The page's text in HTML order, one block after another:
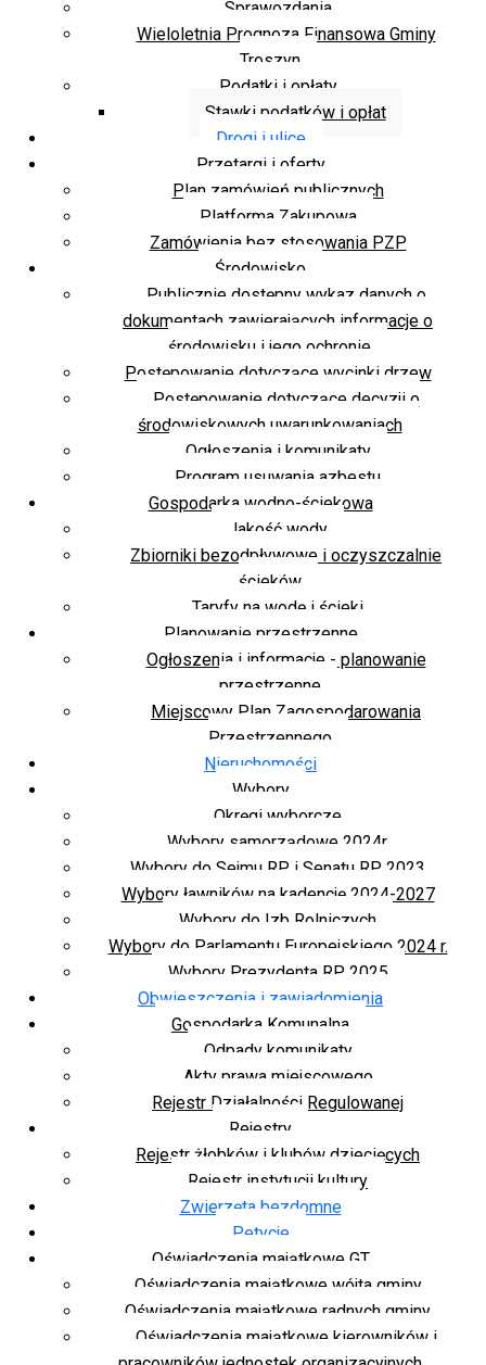
Sprawozdania
Wieloletnia Prognoza Finansowa Gminy
Troszyn
Podatki i opłaty
Stawki podatków i opłat
Drogi i ulice
Przetargi i oferty
Plan zamówień publicznych
Platforma Zakupowa
Zamówienia bez stosowania PZP
Środowisko
Publicznie dostępny wykaz danych o
dokumentach zawierających informacje o
środowisku i jego ochronie
Postępowanie dotyczące wycinki drzew
Postępowanie dotyczące decyzji o
środowiskowych uwarunkowaniach
Ogłoszenia i komunikaty
Program usuwania azbestu
Gospodarka wodno-ściekowa
Jakość wody
Zbiorniki bezodpływowe i oczyszczalnie
ścieków
Taryfy na wodę i ścieki
Planowanie przestrzenne
Ogłoszenia i informacje - planowanie
przestrzenne
Miejscowy Plan Zagospodarowania
Przestrzennego
Nieruchomości
Wybory
Okręgi wyborcze
Wybory samorządowe 2024r.
Wybory do Sejmu RP i Senatu RP 2023
Wybory ławników na kadencję 2024-2027
Wybory do Izb Rolniczych
Wybory do Parlamentu Europejskiego 2024 r.
Wybory Prezydenta RP 2025
Obwieszczenia i zawiadomienia
Gospodarka Komunalna
Odpady komunikaty
Akty prawa miejscowego
Rejestr Działalności Regulowanej
Rejestry
Rejestr żłobków i klubów dziecięcych
Rejestr instytucji kultury
Zwierzęta bezdomne
Petycje
Oświadczenia majątkowe GT
Oświadczenia majątkowe wójta gminy
Oświadczenia majątkowe radnych gminy
Oświadczenia majątkowe kierowników i